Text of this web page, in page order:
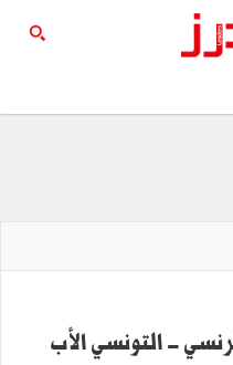
- التونسي الأب